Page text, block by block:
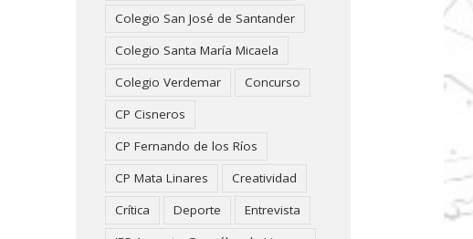
Colegio San José de Santander
Colegio Santa María Micaela
Colegio Verdemar
Concurso
CP Cisneros
CP Fernando de los Ríos
CP Mata Linares
Creatividad
Crítica
Deporte
Entrevista